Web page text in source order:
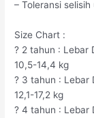
– Toleransi
Size Chart :
? 2 tahun : Lebar
10,5-14,4 kg
? 3 tahun : Lebar
12,1-17,2 kg
? 4 tahun : Lebar